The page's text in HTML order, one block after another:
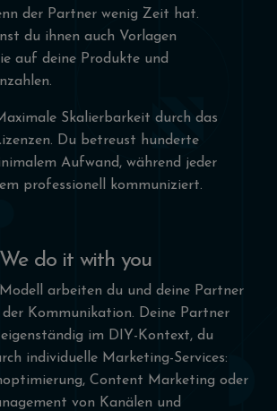
der Partner wenig Zeit hat.
du ihnen auch Vorlagen
auf deine Produkte und
Skalierbarkeit durch das
Du betreust hunderte
Aufwand, während jeder
professionell kommuniziert.
do it with you
arbeiten du und deine Partner
Kommunikation. Deine Partner
im DIY-Kontext, du
individuelle Marketing-Services:
Content Marketing oder
von Kanälen und